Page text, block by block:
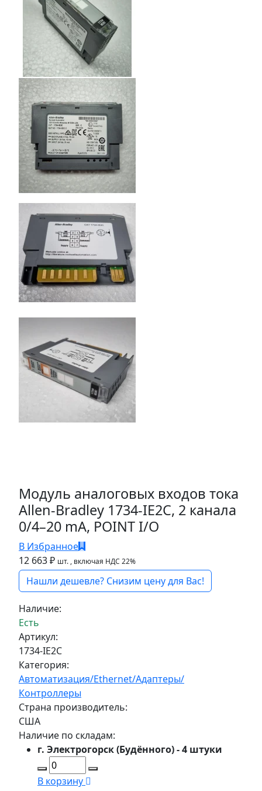
Модуль аналоговых входов тока
Allen-Bradley 1734-IE2C, 2 канала
0/4–20 mA, POINT I/O
В Избранное
12 663 ₽ шт. , включая НДС 22%
Нашли дешевле? Снизим цену для Вас!
Наличие:
Есть
Артикул:
1734-IE2C
Категория:
Автоматизация/Ethernet/Адаптеры/
Контроллеры
Страна производитель:
США
Наличие по складам:
г. Электрогорск (Будённого) - 4 штуки
В корзину